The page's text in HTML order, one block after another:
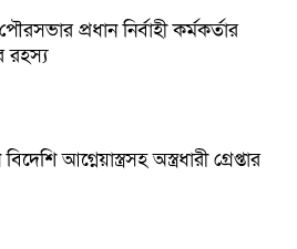
প্রধান নির্বাহী কর্মকর্তার
রহস্য
আগ্নেয়াস্ত্রসহ অস্ত্রধারী গ্রেপ্তার